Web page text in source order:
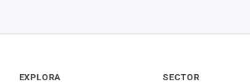
EXPLORA SECTOR